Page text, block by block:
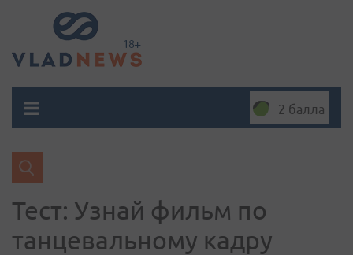
2 балла
Тест: Узнай фильм по
танцевальному кадру